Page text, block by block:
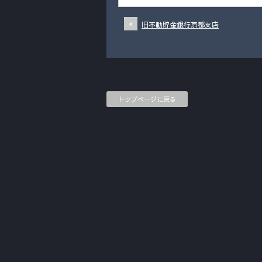
旧不動貯金銀行京都支店
トップページに戻る